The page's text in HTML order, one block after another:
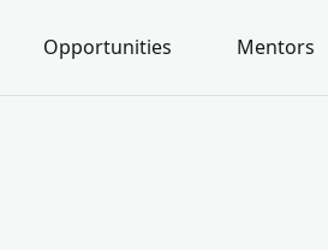
Opportunities Mentors